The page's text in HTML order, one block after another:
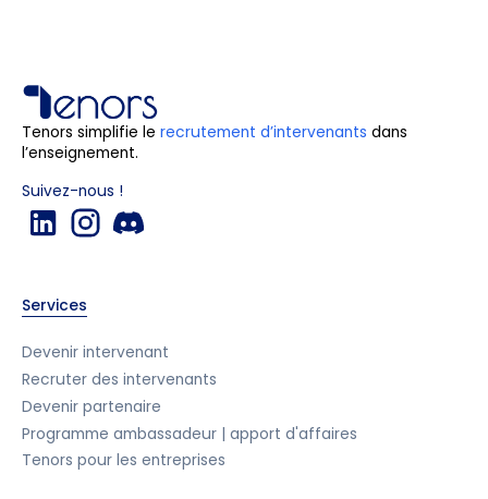
Tenors simplifie le recrutement d’intervenants dans
l’enseignement.
Suivez-nous !
Services
Devenir intervenant
Recruter des intervenants
Devenir partenaire
Programme ambassadeur | apport d'affaires
Tenors pour les entreprises